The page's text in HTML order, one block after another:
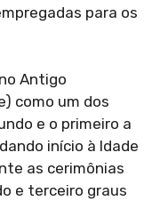
para os
Antigo
como um dos
e o primeiro a
início à Idade
as cerimônias
e terceiro graus